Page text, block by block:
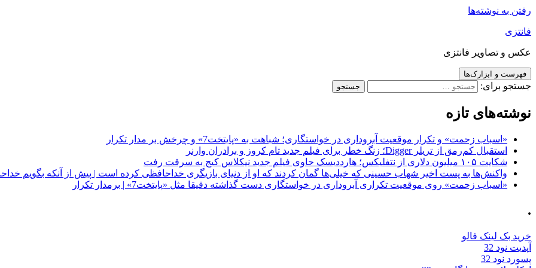
رفتن به نوشته‌ها
فانتزی
عکس و تصاویر فانتزی
فهرست و ابزارک‌ها
جستجو برای:
نوشته‌های تازه
«اسباب زحمت» و تکرار موقعیت آبروداری در خواستگاری؛ شباهت به «پایتخت7» و چرخش بر مدار تکرار
استقبال کم‌رمق از تریلر Digger؛ زنگ خطر برای فیلم جدید تام کروز و برادران وارنر
شکایت ۱۰۵ میلیون دلاری از نتفلیکس؛ هارددیسک حاوی فیلم جدید نیکلاس کیج به سرقت رفت
واکنش‌ها به پست اخیر شهاب حسینی که خیلی‌ها گمان کردند که او از دنیای بازیگری خداحافظی کرده است | پیش از آنکه بگویم
«اسباب زحمت» روی موقعیت تکراری آبروداری در خواستگاری دست گذاشته دقیقا مثل «پایتخت7» | برمدار تکرار
.
خرید بک لینک فالو
آپدیت نود 32
پسورد نود 32